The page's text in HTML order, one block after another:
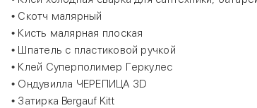
• Скотч малярный
• Кисть малярная плоская
• Шпатель с пластиковой ручкой
• Клей Суперполимер Геркулес
• Ондувилла ЧЕРЕПИЦА 3D
• Затирка Bergauf Kitt